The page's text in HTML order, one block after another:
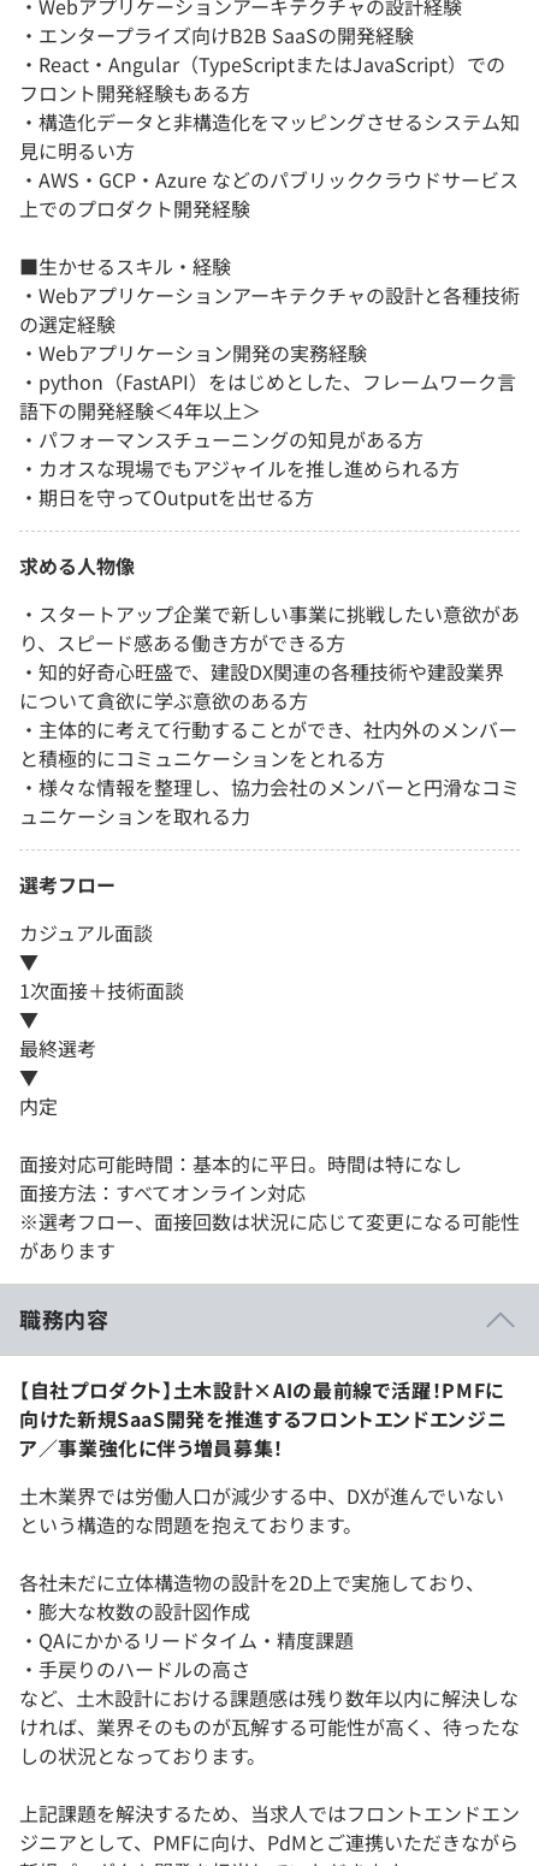
・Webアプリケーションアーキテクチャの設計経験
・エンタープライズ向けB2B SaaSの開発経験
・React・Angular（TypeScriptまたはJavaScript）での
フロント開発経験もある方
・構造化データと非構造化をマッピングさせるシステム知
見に明るい方
・AWS・GCP・Azure などのパブリッククラウドサービス
上でのプロダクト開発経験
■生かせるスキル・経験
・Webアプリケーションアーキテクチャの設計と各種技術
の選定経験
・Webアプリケーション開発の実務経験
・python（FastAPI）をはじめとした、フレームワーク言
語下の開発経験＜4年以上＞
・パフォーマンスチューニングの知見がある方
・カオスな現場でもアジャイルを推し進められる方
・期日を守ってOutputを出せる方
求める人物像
・スタートアップ企業で新しい事業に挑戦したい意欲があ
り、スピード感ある働き方ができる方
・知的好奇心旺盛で、建設DX関連の各種技術や建設業界
について貪欲に学ぶ意欲のある方
・主体的に考えて行動することができ、社内外のメンバー
と積極的にコミュニケーションをとれる方
・様々な情報を整理し、協力会社のメンバーと円滑なコミ
ュニケーションを取れる力
選考フロー
カジュアル面談
▼
1次面接＋技術面談
▼
最終選考
▼
内定
面接対応可能時間：基本的に平日。時間は特になし
面接方法：すべてオンライン対応
※選考フロー、面接回数は状況に応じて変更になる可能性
があります
職務内容
【自社プロダクト】土木設計×AIの最前線で活躍！PMFに
向けた新規SaaS開発を推進するフロントエンドエンジニ
ア／事業強化に伴う増員募集！
土木業界では労働人口が減少する中、DXが進んでいない
という構造的な問題を抱えております。
各社未だに立体構造物の設計を2D上で実施しており、
・膨大な枚数の設計図作成
・QAにかかるリードタイム・精度課題
・手戻りのハードルの高さ
など、土木設計における課題感は残り数年以内に解決しな
ければ、業界そのものが瓦解する可能性が高く、待ったな
しの状況となっております。
上記課題を解決するため、当求人ではフロントエンドエン
ジニアとして、PMFに向け、PdMとご連携いただきながら